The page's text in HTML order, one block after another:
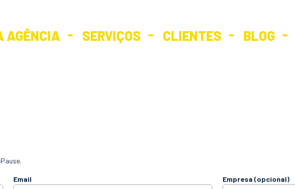
AGÊNCIA SERVIÇOS CLIENTES BLOG
Email Empresa (opcional)